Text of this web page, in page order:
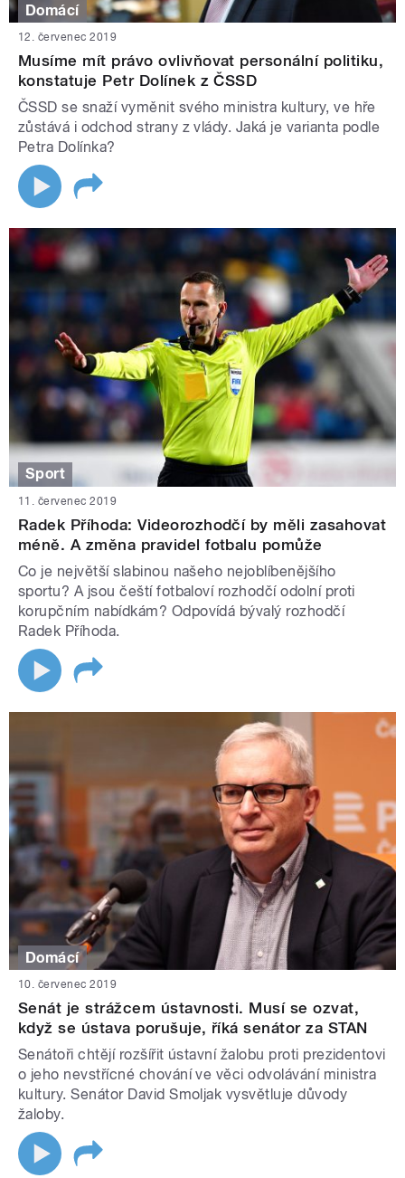
Domácí
12. červenec 2019
Musíme mít právo ovlivňovat personální politiku,
konstatuje Petr Dolínek z ČSSD
ČSSD se snaží vyměnit svého ministra kultury, ve hře
zůstává i odchod strany z vlády. Jaká je varianta podle
Petra Dolínka?
Sport
11. červenec 2019
Radek Příhoda: Videorozhodčí by měli zasahovat
méně. A změna pravidel fotbalu pomůže
Co je největší slabinou našeho nejoblíbenějšího
sportu? A jsou čeští fotbaloví rozhodčí odolní proti
korupčním nabídkám? Odpovídá bývalý rozhodčí
Radek Příhoda.
Domácí
10. červenec 2019
Senát je strážcem ústavnosti. Musí se ozvat,
když se ústava porušuje, říká senátor za STAN
Senátoři chtějí rozšířit ústavní žalobu proti prezidentovi
o jeho nevstřícné chování ve věci odvolávání ministra
kultury. Senátor David Smoljak vysvětluje důvody
žaloby.